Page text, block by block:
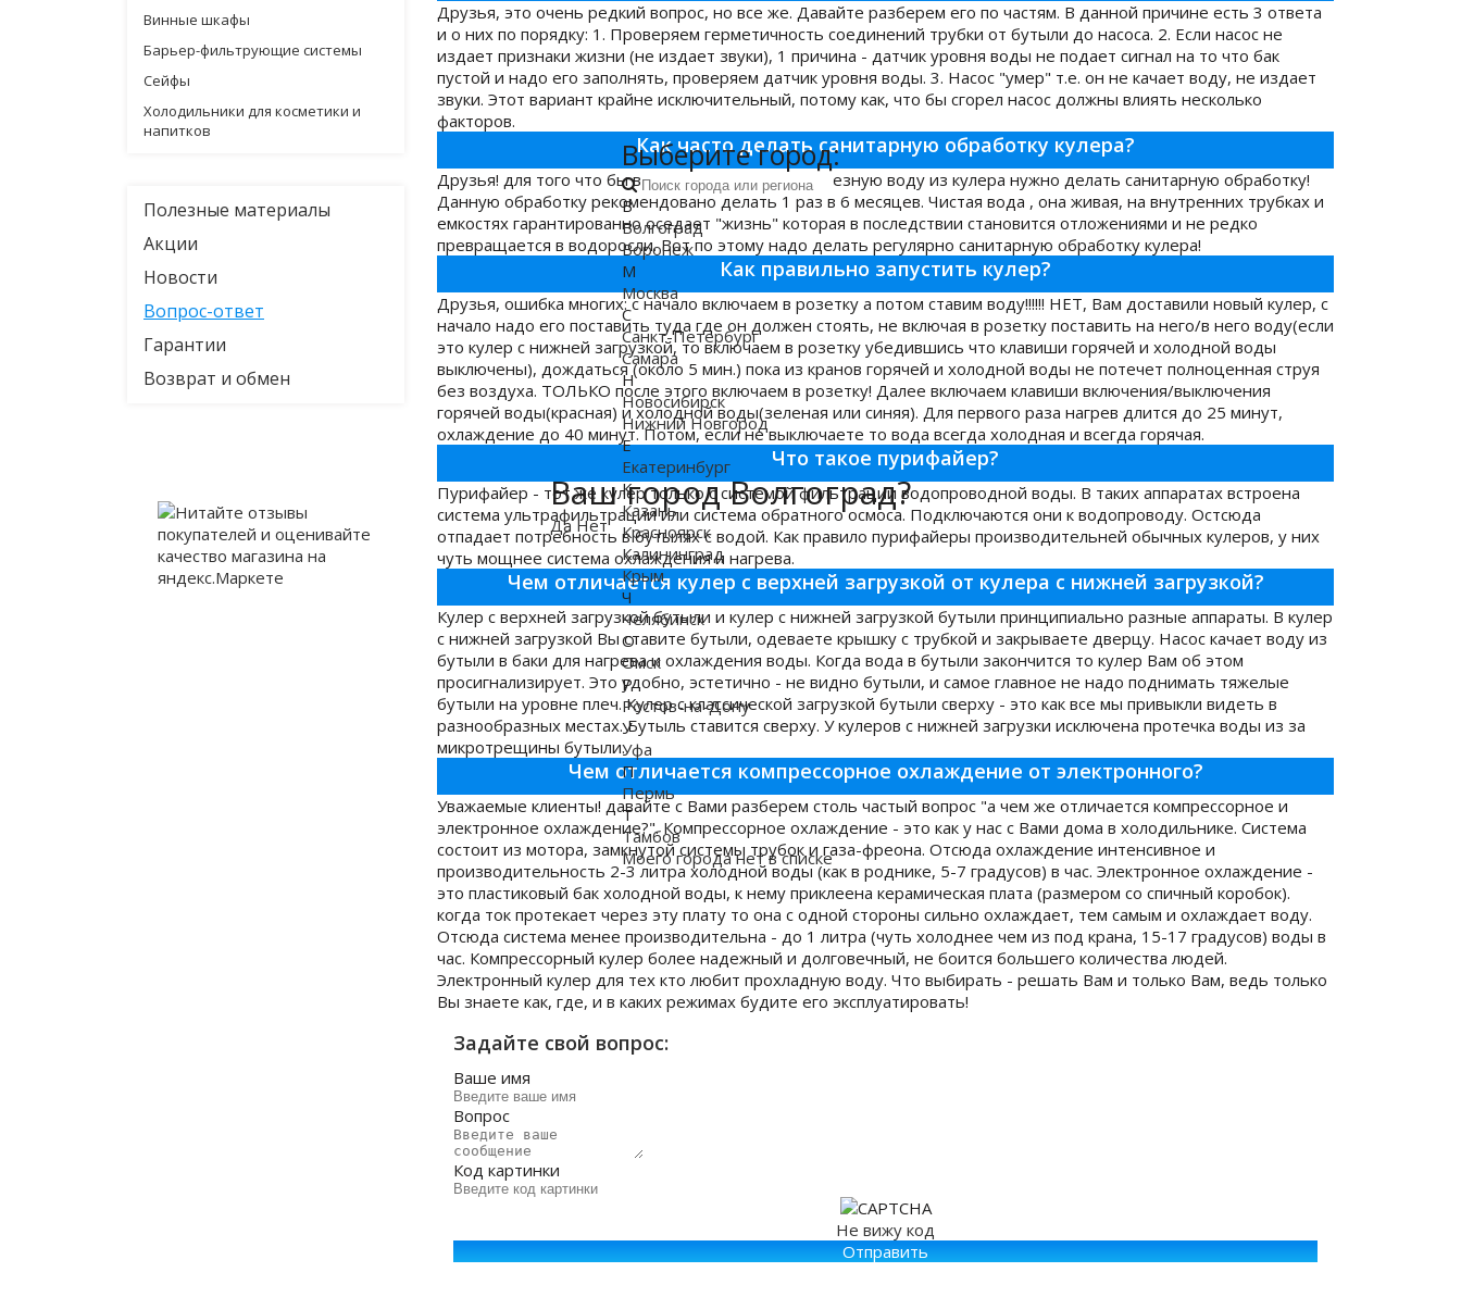
Винные шкафы
Барьер-фильтрующие системы
Сейфы
Холодильники для косметики и
напитков
Полезные материалы
Акции
Новости
Вопрос-ответ
Гарантии
Возврат и обмен
Друзья, это очень редкий вопрос, но все же. Давайте разберем его по частям. В данной причине есть 3 ответа
и о них по порядку: 1. Проверяем герметичность соединений трубки от бутыли до насоса. 2. Если насос не
издает признаки жизни (не издает звуки), 1 причина - датчик уровня воды не подает сигнал на то что бак
пустой и надо его заполнять, проверяем датчик уровня воды. 3. Насос "умер" т.е. он не качает воду, не издает
звуки. Этот вариант крайне исключительный, потому как, что бы сгорел насос должны влиять несколько
факторов.
Как часто делать санитарную обработку кулера?
Друзья! для того что бы всегда пить чистую и полезную воду из кулера нужно делать санитарную обработку!
Данную обработку рекомендовано делать 1 раз в 6 месяцев. Чистая вода , она живая, на внутренних трубках и
емкостях гарантированно оседает "жизнь" которая в последствии становится отложениями и не редко
превращается в водоросли. Вот по этому надо делать регулярно санитарную обработку кулера!
Как правильно запустить кулер?
Друзья, ошибка многих: с начало включаем в розетку а потом ставим воду!!!!!! НЕТ, Вам доставили новый кулер, с
начало надо его поставить туда где он должен стоять, не включая в розетку поставить на него/в него воду(если
это кулер с нижней загрузкой, то включаем в розетку убедившись что клавиши горячей и холодной воды
выключены), дождаться (около 5 мин.) пока из кранов горячей и холодной воды не потечет полноценная струя
без воздуха. ТОЛЬКО после этого включаем в розетку! Далее включаем клавиши включения/выключения
горячей воды(красная) и холодной воды(зеленая или синяя). Для первого раза нагрев длится до 25 минут,
охлаждение до 40 минут. Потом, если не выключаете то вода всегда холодная и всегда горячая.
Что такое пурифайер?
Пурифайер - тот же кулер только с системой фильтрации водопроводной воды. В таких аппаратах встроена
система ультрафильтрации или система обратного осмоса. Подключаются они к водопроводу. Остсюда
отпадает потребность в бутылях с водой. Как правило пурифайеры производительней обычных кулеров, у них
чуть мощнее система охлаждения и нагрева.
Чем отличается кулер с верхней загрузкой от кулера с нижней загрузкой?
Кулер с верхней загрузкой бутыли и кулер с нижней загрузкой бутыли принципиально разные аппараты. В кулер
с нижней загрузкой Вы ставите бутыли, одеваете крышку с трубкой и закрываете дверцу. Насос качает воду из
бутыли в баки для нагрева и охлаждения воды. Когда вода в бутыли закончится то кулер Вам об этом
просигнализирует. Это удобно, эстетично - не видно бутыли, и самое главное не надо поднимать тяжелые
бутыли на уровне плеч. Кулер с классической загрузкой бутыли сверху - это как все мы привыкли видеть в
разнообразных местах. Бутыль ставится сверху. У кулеров с нижней загрузки исключена протечка воды из за
микротрещины бутыли.
Чем отличается компрессорное охлаждение от электронного?
Уважаемые клиенты! давайте с Вами разберем столь частый вопрос "а чем же отличается компрессорное и
электронное охлаждение?". Компрессорное охлаждение - это как у нас с Вами дома в холодильнике. Система
состоит из мотора, замкнутой системы трубок и газа-фреона. Отсюда охлаждение интенсивное и
производительность 2-3 литра холодной воды (как в роднике, 5-7 градусов) в час. Электронное охлаждение -
это пластиковый бак холодной воды, к нему приклеена керамическая плата (размером со спичный коробок).
когда ток протекает через эту плату то она с одной стороны сильно охлаждает, тем самым и охлаждает воду.
Отсюда система менее производительна - до 1 литра (чуть холоднее чем из под крана, 15-17 градусов) воды в
час. Компрессорный кулер более надежный и долговечный, не боится большего количества людей.
Электронный кулер для тех кто любит прохладную воду. Что выбирать - решать Вам и только Вам, ведь только
Вы знаете как, где, и в каких режимах будите его эксплуатировать!
Задайте свой вопрос:
Ваше имя
Вопрос
Код картинки
Не вижу код
Отправить
Ваш город Волгоград?
Да Нет
Выберите город:
В
Волгоград
Воронеж
М
Москва
С
Санкт-Петербург
Самара
Н
Новосибирск
Нижний Новгород
Е
Екатеринбург
К
Казань
Красноярск
Калининград
Крым
Ч
Челябинск
О
Омск
Р
Ростов-на-Дону
У
Уфа
П
Пермь
Т
Тамбов
Моего города нет в списке